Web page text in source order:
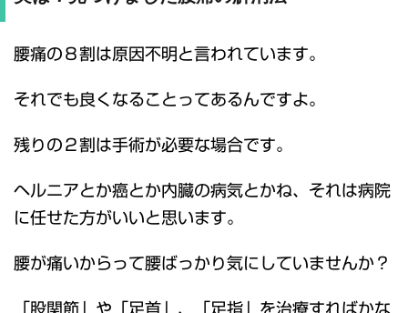
腰痛の８割は原因不明と言われています。
それでも良くなることってあるんですよ。
残りの２割は手術が必要な場合です。
ヘルニアとか癌とか内臓の病気とかね、それは病院
に任せた方がいいと思います。
腰が痛いからって腰ばっかり気にしていませんか？
「股関節」や「足首」、「足指」を治療すればかな